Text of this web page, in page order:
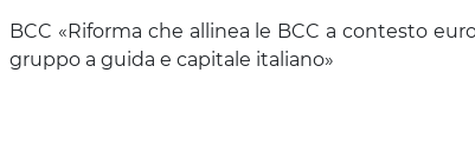
BCC «Riforma che allinea le BCC a contesto
gruppo a guida e capitale italiano»